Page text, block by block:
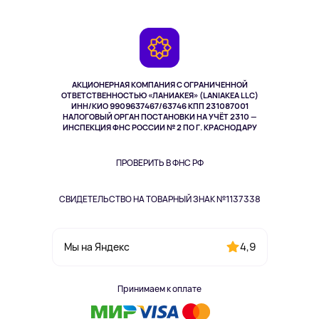
АКЦИОНЕРНАЯ КОМПАНИЯ С ОГРАНИЧЕННОЙ
ОТВЕТСТВЕННОСТЬЮ «ЛАНИАКЕЯ» (LANIAKEA LLC)
ИНН/КИО 9909637467/63746 КПП 231087001
НАЛОГОВЫЙ ОРГАН ПОСТАНОВКИ НА УЧЁТ 2310 —
ИНСПЕКЦИЯ ФНС РОССИИ № 2 ПО Г. КРАСНОДАРУ
ПРОВЕРИТЬ В ФНС РФ
СВИДЕТЕЛЬСТВО НА ТОВАРНЫЙ ЗНАК №1137338
Мы на Яндекс 4,9
Принимаем к оплате
Здоровье питомцев
Одежда и аксессуары